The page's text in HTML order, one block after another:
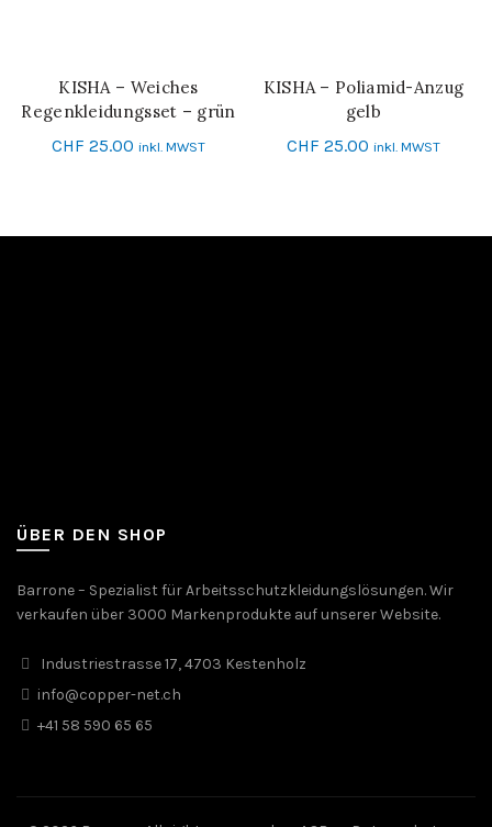
IN DEN WARENKORB
KISHA – Weiches
Regenkleidungsset – grün
CHF 25.00 inkl. MWST
IN DEN WARENKORB
KISHA – Poliamid-Anzug
gelb
CHF 25.00 inkl. MWST
ÜBER DEN SHOP
Barrone – Spezialist für Arbeitsschutzkleidungslösungen. Wir
verkaufen über 3000 Markenprodukte auf unserer Website.
Industriestrasse 17, 4703 Kestenholz
info@copper-net.ch
+41 58 590 65 65